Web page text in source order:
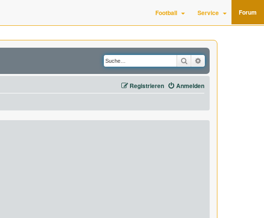
Football Service Forum
Suche
Anmelden
Registrieren